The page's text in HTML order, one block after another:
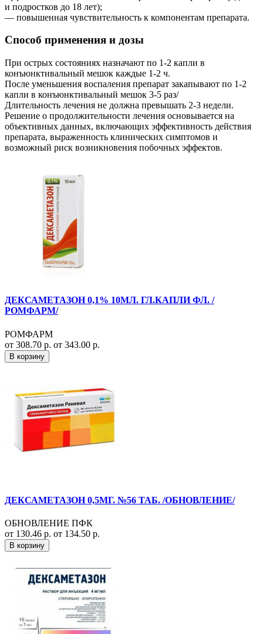
и подростков до 18 лет);
— повышенная чувствительность к компонентам препарата.
Способ применения и дозы
При острых состояниях назначают по 1-2 капли в
конъюнктивальный мешок каждые 1-2 ч.
После уменьшения воспаления препарат закапывают по 1-2
капли в конъюнктивальный мешок 3-5 раз/
Длительность лечения не должна превышать 2-3 недели.
Решение о продолжительности лечения основывается на
объективных данных, включающих эффективность действия
препарата, выраженность клинических симптомов и
возможный риск возникновения побочных эффектов.
ДЕКСАМЕТАЗОН 0,1% 10МЛ. ГЛ.КАПЛИ ФЛ. /
РОМФАРМ/
РОМФАРМ
от 308.70 р. от 343.00 р.
В корзину
ДЕКСАМЕТАЗОН 0,5МГ. №56 ТАБ. /ОБНОВЛЕНИЕ/
ОБНОВЛЕНИЕ ПФК
от 130.46 р. от 134.50 р.
В корзину